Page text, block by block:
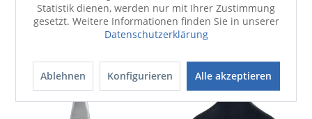
Statistik dienen, werden nur mit Ihrer Zustimmung
gesetzt. Weitere Informationen finden Sie in unserer
Datenschutzerklärung
Ablehnen Konfigurieren Alle akzeptieren